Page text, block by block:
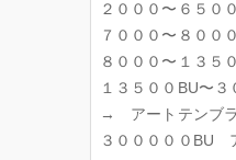
２０００〜６５
７０００〜８０
８０００〜１３
１３５００BU〜
→ アートテンブ
３０００００BU